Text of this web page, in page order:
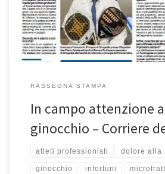
evitarli”. Il padel, come dimostrano i
RASSEGNA STAMPA
In campo attenzione
ginocchio – Corriere
atleti professionisti dolore alla
ginocchio infortuni